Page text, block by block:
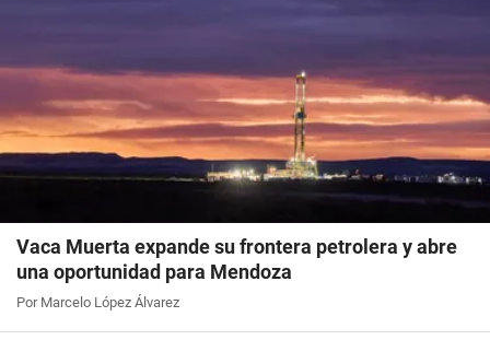
Vaca Muerta expande su frontera petrolera y abre
una oportunidad para Mendoza
Por Marcelo López Álvarez